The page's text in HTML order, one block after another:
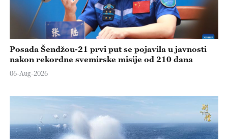
Posada Šendžou-21 prvi put se pojavila u javnosti
nakon rekordne svemirske misije od 210 dana
06-Aug-2026